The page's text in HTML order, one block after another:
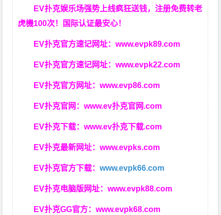
EV扑克娱乐场强势上线疯狂送钱，注册免费转老
虎機100次！国际认证最安心！
EV扑克官方速记网址：www.evpk89.com
EV扑克官方速记网址：www.evpk22.com
EV扑克官方网址：www.evp86.com
EV扑克官网：www.ev扑克官网.com
EV扑克下载：www.ev扑克下载.com
EV扑克最新网址：www.evpks.com
EV扑克官方下载：www.evpk66.com
EV扑克电脑版网址：www.evpk88.com
EV扑克GG官方：www.evpk68.com